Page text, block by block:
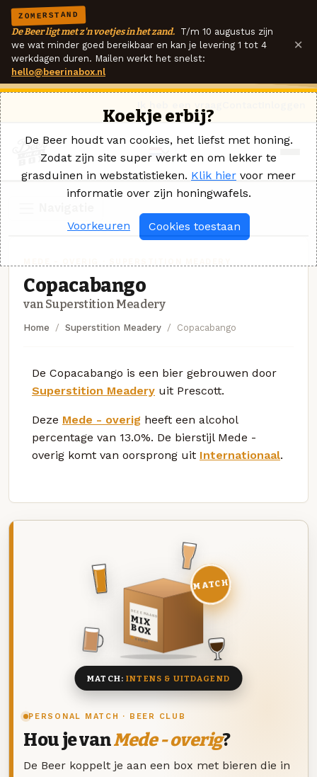
ZOMERSTAND
De Beer ligt met z'n voetjes in het zand. T/m 10 augustus zijn
we wat minder goed bereikbaar en kan je levering 1 tot 4
werkdagen duren. Mailen werkt het snelst:
hello@beerinabox.nl
×
Copacabango
van Superstition Meadery
Home Superstition Meadery Copacabango
De Copacabango is een bier gebrouwen door
Superstition Meadery uit Prescott.
Deze Mede - overig heeft een alcohol
percentage van 13.0%. De bierstijl Mede -
overig komt van oorsprong uit Internationaal.
PERSONAL MATCH · BEER CLUB
Hou je vanMede - overig?
De Beer koppelt je aan een box met bieren die in
DEZE MAAND
MIX
BOX
8 BIEREN
MATCH
MATCH:INTENS & UITDAGEND
Koekje erbij?
De Beer houdt van cookies, het liefst met honing.
Zodat zijn site super werkt en om lekker te
grasduinen in webstatistieken. Klik hier voor meer
informatie over zijn honingwafels.
Voorkeuren Cookies toestaan